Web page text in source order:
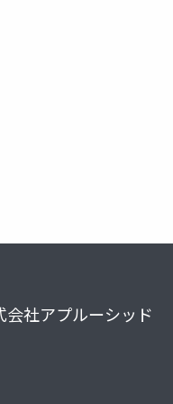
会社アプルーシッド